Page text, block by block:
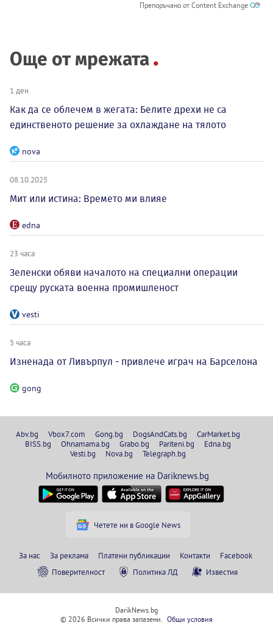
Препоръчано от Content Exchange
Още от мрежата
1 ден
Как да се облечем в жегата: Белите дрехи не са
единственото решение за охлаждане на тялото
nova
08.10.2025
Мит или истина: Времето ми влияе
edna
23 часа
Зеленски обяви началото на специални операции
срещу руската военна промишленост
vesti
5 часа
Изненада от Ливърпул - привлече играч на Барселона
gong
Abv.bg Vbox7.com Gong.bg DogsAndCats.bg
CarMarket.bg
BISS.bg
Ohnamama.bg Grabo.bg Pariteni.bg
Edna.bg
Vesti.bg
Nova.bg Telegraph.bg
Мобилното приложение на Dariknews.bg
Четете ни в Google News
За нас За реклама Платени публикации Контакти
Facebook
Поверителност
Политика ЛД Известия
DarikNews.bg
© 2026 Всички права запазени. Общи условия